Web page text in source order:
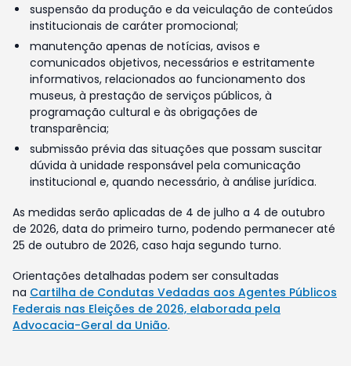
suspensão da produção e da veiculação de conteúdos
institucionais de caráter promocional;
manutenção apenas de notícias, avisos e
comunicados objetivos, necessários e estritamente
informativos, relacionados ao funcionamento dos
museus, à prestação de serviços públicos, à
programação cultural e às obrigações de
transparência;
submissão prévia das situações que possam suscitar
dúvida à unidade responsável pela comunicação
institucional e, quando necessário, à análise jurídica.
As medidas serão aplicadas de 4 de julho a 4 de outubro
de 2026, data do primeiro turno, podendo permanecer até
25 de outubro de 2026, caso haja segundo turno.
Orientações detalhadas podem ser consultadas
na Cartilha de Condutas Vedadas aos Agentes Públicos
Federais nas Eleições de 2026, elaborada pela
Advocacia-Geral da União.